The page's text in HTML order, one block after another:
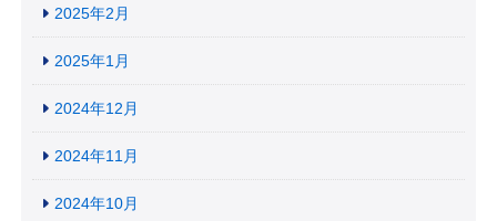
2025年2月
2025年1月
2024年12月
2024年11月
2024年10月